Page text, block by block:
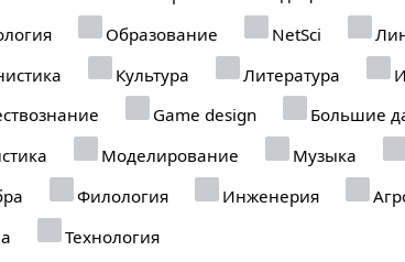
Образование NetSci
Культура Литература
Game design Большие
Моделирование Музыка
Филология Инженерия
Технология